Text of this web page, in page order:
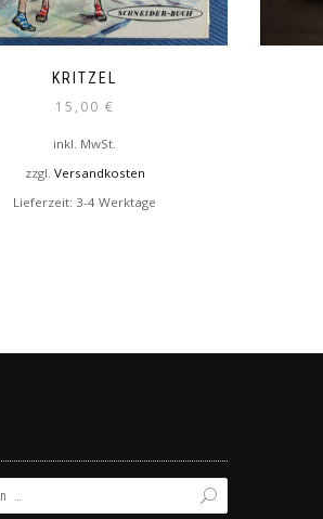
KRITZEL
15,00 €
inkl. MwSt.
zzgl. Versandkosten
Lieferzeit: 3-4 Werktage